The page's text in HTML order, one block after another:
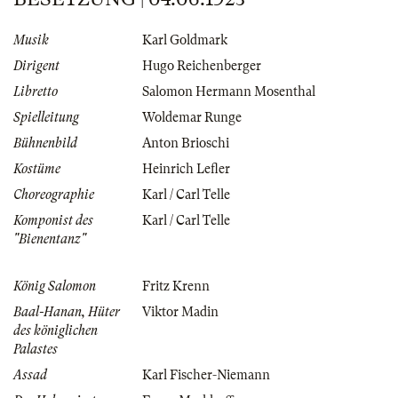
Musik
Karl Goldmark
Dirigent
Hugo Reichenberger
Libretto
Salomon Hermann Mosenthal
Spielleitung
Woldemar Runge
Bühnenbild
Anton Brioschi
Kostüme
Heinrich Lefler
Choreographie
Karl / Carl Telle
Komponist des
"Bienentanz"
Karl / Carl Telle
König Salomon
Fritz Krenn
Baal-Hanan, Hüter
des königlichen
Palastes
Viktor Madin
Assad
Karl Fischer-Niemann